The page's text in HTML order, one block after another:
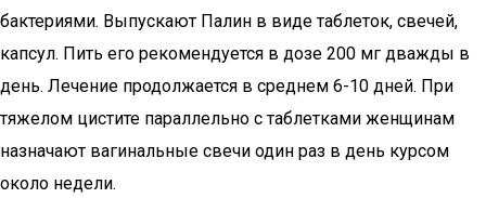
бактериями. Выпускают Палин в виде таблеток, свечей,
капсул. Пить его рекомендуется в дозе 200 мг дважды в
день. Лечение продолжается в среднем 6-10 дней. При
тяжелом цистите параллельно с таблетками женщинам
назначают вагинальные свечи один раз в день курсом
около недели.